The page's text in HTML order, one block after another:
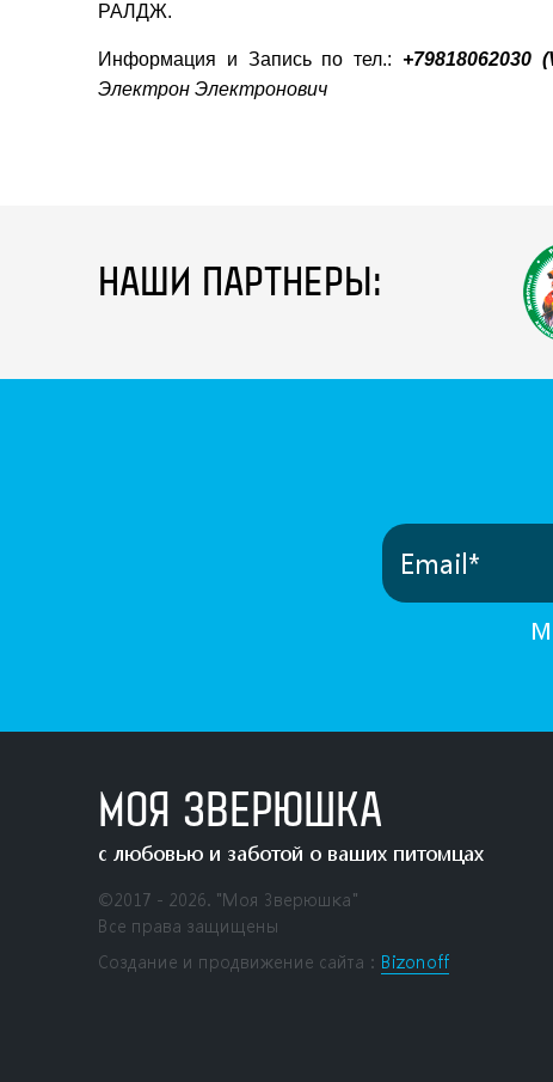
РАЛДЖ.
Информация и Запись по тел.: +79818062030
Электрон Электронович
НАШИ ПАРТНЕРЫ:
МОЯ ЗВЕРЮШКА
с любовью и заботой о ваших питомцах
©2017 - 2026. "Моя Зверюшка"
Все права защищены
Создание и продвижение сайта： Bizonoff